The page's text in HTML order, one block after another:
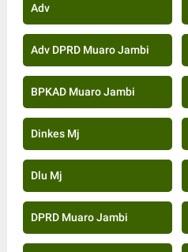
Adv
Adv DPRD Muaro Jambi
BPKAD Muaro Jambi
Dinkes Mj
Dlu Mj
DPRD Muaro Jambi